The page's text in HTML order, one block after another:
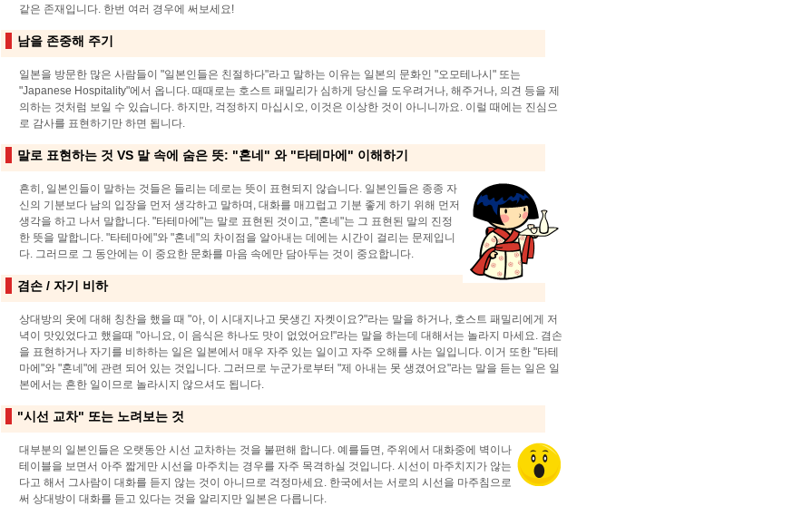
같은 존재입니다. 한번 여러 경우에 써보세요!
남을 존중해 주기
일본을 방문한 많은 사람들이 "일본인들은 친절하다"라고 말하는 이유는 일본의 문화인 "오모테나시" 또는
"Japanese Hospitality"에서 옵니다. 때때로는 호스트 패밀리가 심하게 당신을 도우려거나, 해주거나, 의견 등을 제
의하는 것처럼 보일 수 있습니다. 하지만, 걱정하지 마십시오, 이것은 이상한 것이 아니니까요. 이럴 때에는 진심으
로 감사를 표현하기만 하면 됩니다.
말로 표현하는 것 VS 말 속에 숨은 뜻: "혼네" 와 "타테마에" 이해하기
흔히, 일본인들이 말하는 것들은 들리는 데로는 뜻이 표현되지 않습니다. 일본인들은 종종 자
신의 기분보다 남의 입장을 먼저 생각하고 말하며, 대화를 매끄럽고 기분 좋게 하기 위해 먼저
생각을 하고 나서 말합니다. "타테마에"는 말로 표현된 것이고, "혼네"는 그 표현된 말의 진정
한 뜻을 말합니다. "타테마에"와 "혼네"의 차이점을 알아내는 데에는 시간이 걸리는 문제입니
다. 그러므로 그 동안에는 이 중요한 문화를 마음 속에만 담아두는 것이 중요합니다.
겸손 / 자기 비하
상대방의 옷에 대해 칭찬을 했을 때 "아, 이 시대지나고 못생긴 자켓이요?"라는 말을 하거나, 호스트 패밀리에게 저
녁이 맛있었다고 했을때 "아니요, 이 음식은 하나도 맛이 없었어요!"라는 말을 하는데 대해서는 놀라지 마세요. 겸손
을 표현하거나 자기를 비하하는 일은 일본에서 매우 자주 있는 일이고 자주 오해를 사는 일입니다. 이거 또한 "타테
마에"와 "혼네"에 관련 되어 있는 것입니다. 그러므로 누군가로부터 "제 아내는 못 생겼어요"라는 말을 듣는 일은 일
본에서는 흔한 일이므로 놀라시지 않으셔도 됩니다.
"시선 교차" 또는 노려보는 것
대부분의 일본인들은 오랫동안 시선 교차하는 것을 불편해 합니다. 예를들면, 주위에서 대화중에 벽이나
테이블을 보면서 아주 짧게만 시선을 마주치는 경우를 자주 목격하실 것입니다. 시선이 마주치지가 않는
다고 해서 그사람이 대화를 듣지 않는 것이 아니므로 걱정마세요. 한국에서는 서로의 시선을 마주침으로
써 상대방이 대화를 듣고 있다는 것을 알리지만 일본은 다릅니다.